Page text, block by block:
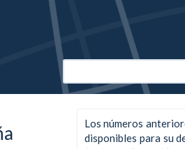
Los números
disponibles para su